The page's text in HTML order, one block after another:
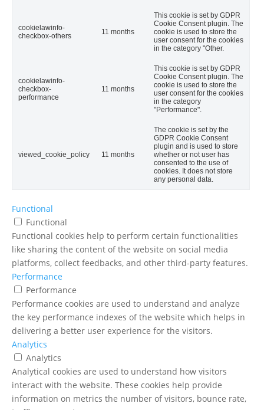
cookielawinfo-
checkbox-others
11 months
This cookie is set by GDPR
Cookie Consent plugin. The
cookie is used to store the
user consent for the cookies
in the category "Other.
cookielawinfo-
checkbox-
performance
11 months
This cookie is set by GDPR
Cookie Consent plugin. The
cookie is used to store the
user consent for the cookies
in the category
"Performance".
viewed_cookie_policy 11 months
The cookie is set by the
GDPR Cookie Consent
plugin and is used to store
whether or not user has
consented to the use of
cookies. It does not store
any personal data.
Functional
Functional
Functional cookies help to perform certain functionalities
like sharing the content of the website on social media
platforms, collect feedbacks, and other third-party features.
Performance
Performance
Performance cookies are used to understand and analyze
the key performance indexes of the website which helps in
delivering a better user experience for the visitors.
Analytics
Analytics
Analytical cookies are used to understand how visitors
interact with the website. These cookies help provide
information on metrics the number of visitors, bounce rate,